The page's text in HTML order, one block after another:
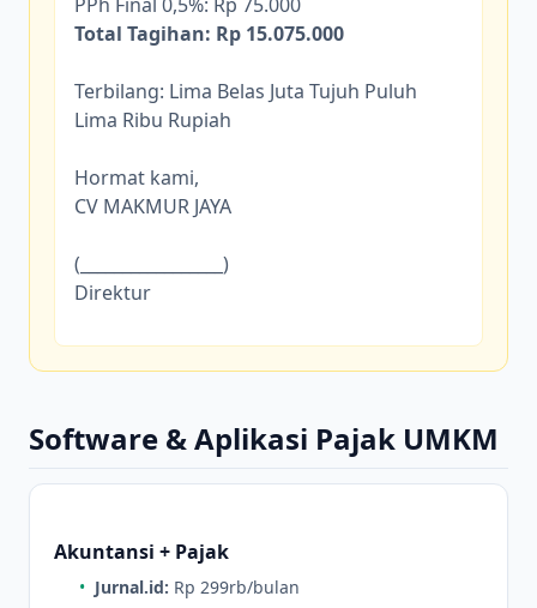
PPh Final 0,5%: Rp 75.000
Total Tagihan: Rp 15.075.000
Terbilang: Lima Belas Juta Tujuh Puluh
Lima Ribu Rupiah
Hormat kami,
CV MAKMUR JAYA
(_________________)
Direktur
Software & Aplikasi Pajak UMKM
Akuntansi + Pajak
• Jurnal.id: Rp 299rb/bulan